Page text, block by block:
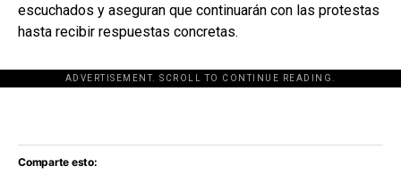
escuchados y aseguran que continuarán con las protestas
hasta recibir respuestas concretas.
ADVERTISEMENT. SCROLL TO CONTINUE READING.
[adsforwp id="243463"]
Comparte esto: